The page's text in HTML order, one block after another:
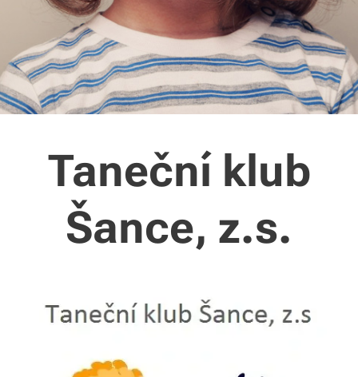
Taneční klub
Šance, z.s.